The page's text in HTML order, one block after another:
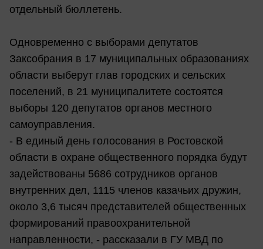
отдельный бюллетень.
Одновременно с выборами депутатов
Заксобрания в 17 муниципальных образованиях
области выберут глав городских и сельских
поселений, в 21 муниципалитете состоятся
выборы 120 депутатов органов местного
самоуправления.
- В единый день голосования в Ростовской
области в охране общественного порядка будут
задействованы 5686 сотрудников органов
внутренних дел, 1115 членов казачьих дружин,
около 3,6 тысяч представителей общественных
формирований правоохранительной
направленности, - рассказали в ГУ МВД по